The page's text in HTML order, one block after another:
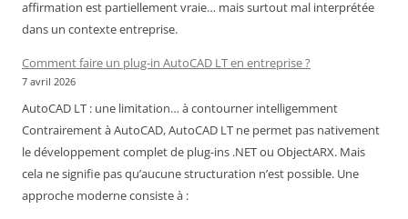
:
d’une
devenue
incertaine
affirmation est partiellement vraie… mais surtout mal interprétée
dans un contexte entreprise.
Comment faire un plug-in AutoCAD LT en entreprise ?
7 avril 2026
AutoCAD LT : une limitation… à contourner intelligemment
Contrairement à AutoCAD, AutoCAD LT ne permet pas nativement
le développement complet de plug-ins .NET ou ObjectARX. Mais
cela ne signifie pas qu’aucune structuration n’est possible. Une
approche moderne consiste à :